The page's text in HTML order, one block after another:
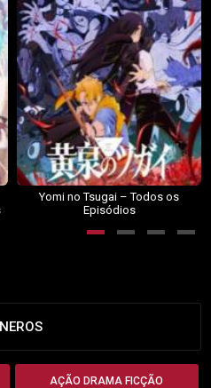
Yomi no Tsugai – Todos os
Episódios
AÇÃO DRAMA FICÇÃO